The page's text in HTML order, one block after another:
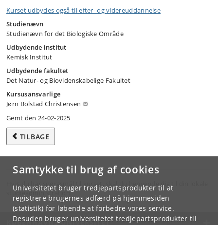
Samtykke til brug af cookies
Universitetet bruger tredjepartsprodukter til at
registrere brugernes adfærd på hjemmesiden
(statistik) for løbende at forbedre vores service.
Desuden bruger universitetet tredjepartsprodukter til
Kurset udbydes også til efter- og videreuddannelse
Studienævn
Studienævn for det Biologiske Område
Udbydende institut
Kemisk Institut
Udbydende fakultet
Det Natur- og Biovidenskabelige Fakultet
Kursusansvarlige
Jørn Bolstad Christensen
Gemt den 24-02-2025
TILBAGE
Hvis du har spørgsmål til kurset, skal du henvende dig til din lokale
studieadministration.
KØBENHAVNS UNIVERSITET